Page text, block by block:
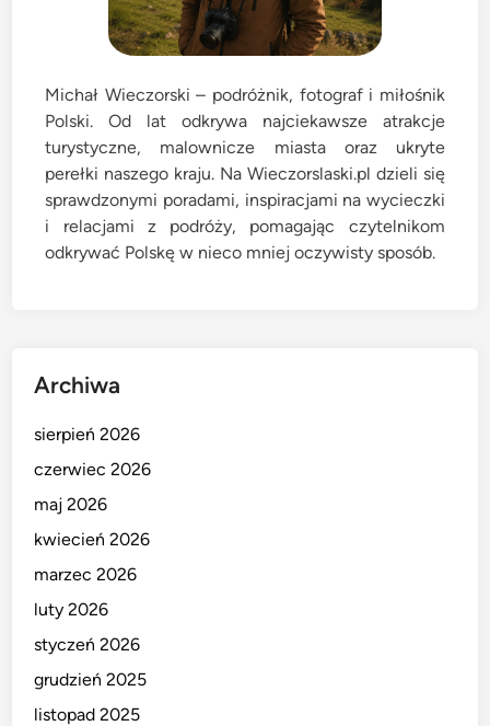
Michał Wieczorski – podróżnik, fotograf i miłośnik
Polski. Od lat odkrywa najciekawsze atrakcje
turystyczne, malownicze miasta oraz ukryte
perełki naszego kraju. Na Wieczorslaski.pl dzieli się
sprawdzonymi poradami, inspiracjami na wycieczki
i relacjami z podróży, pomagając czytelnikom
odkrywać Polskę w nieco mniej oczywisty sposób.
Archiwa
sierpień 2026
czerwiec 2026
maj 2026
kwiecień 2026
marzec 2026
luty 2026
styczeń 2026
grudzień 2025
listopad 2025